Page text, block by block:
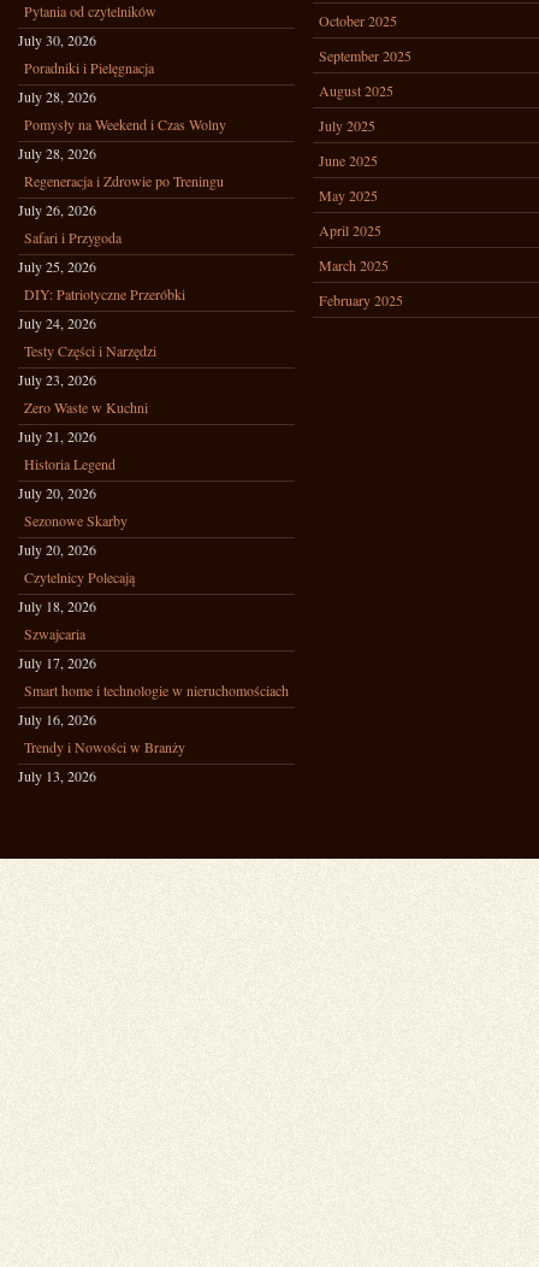
Pytania od czytelników
July 30, 2026
Poradniki i Pielęgnacja
July 28, 2026
Pomysły na Weekend i Czas Wolny
July 28, 2026
Regeneracja i Zdrowie po Treningu
July 26, 2026
Safari i Przygoda
July 25, 2026
DIY: Patriotyczne Przeróbki
July 24, 2026
Testy Części i Narzędzi
July 23, 2026
Zero Waste w Kuchni
July 21, 2026
Historia Legend
July 20, 2026
Sezonowe Skarby
July 20, 2026
Czytelnicy Polecają
July 18, 2026
Szwajcaria
July 17, 2026
Smart home i technologie w nieruchomościach
July 16, 2026
Trendy i Nowości w Branży
July 13, 2026
October 2025
September 2025
August 2025
July 2025
June 2025
May 2025
April 2025
March 2025
February 2025